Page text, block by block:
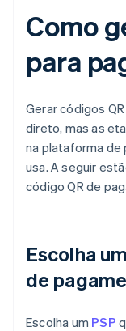
Como
para
Gerar códigos
direto, mas as
na plataforma de
usa. A seguir
código QR de
Escolha
de
Escolha um PSP